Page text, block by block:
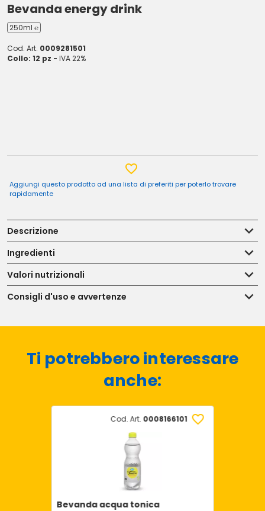
Bevanda energy drink
250ml ℮
Cod. Art. 0009281501
Collo: 12 pz - IVA 22%
Aggiungi questo prodotto ad una lista di preferiti per poterlo trovare
rapidamente
Descrizione
Ingredienti
Valori nutrizionali
Consigli d'uso e avvertenze
Ti potrebbero interessare
anche:
Cod. Art. 0008166101
Bevanda acqua tonica